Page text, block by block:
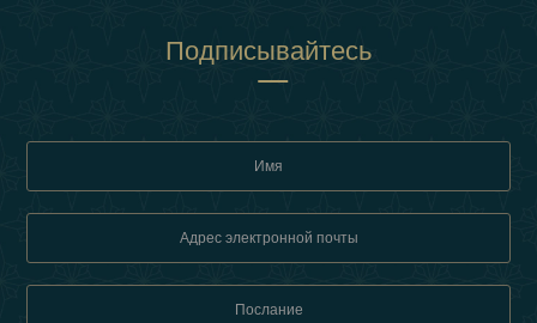
Подписывайтесь